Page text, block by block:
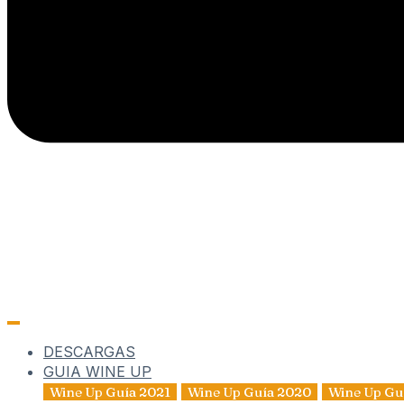
DESCARGAS
GUIA WINE UP
Wine Up Guía 2021 Wine Up Guía 2020 Wine Up